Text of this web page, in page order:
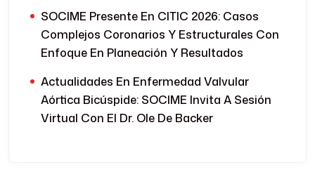
SOCIME Presente En CITIC 2026: Casos
Complejos Coronarios Y Estructurales Con
Enfoque En Planeación Y Resultados
Actualidades En Enfermedad Valvular
Aórtica Bicúspide: SOCIME Invita A Sesión
Virtual Con El Dr. Ole De Backer